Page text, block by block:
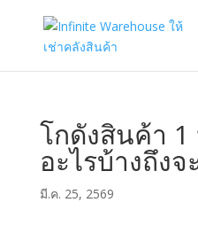
โกดังสินค้า 1
อะไรบ้างถึง
มี.ค. 25, 2569